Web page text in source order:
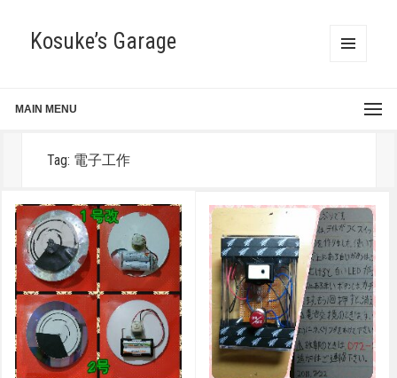
Kosuke’s Garage
MAIN MENU
Tag: 電子工作